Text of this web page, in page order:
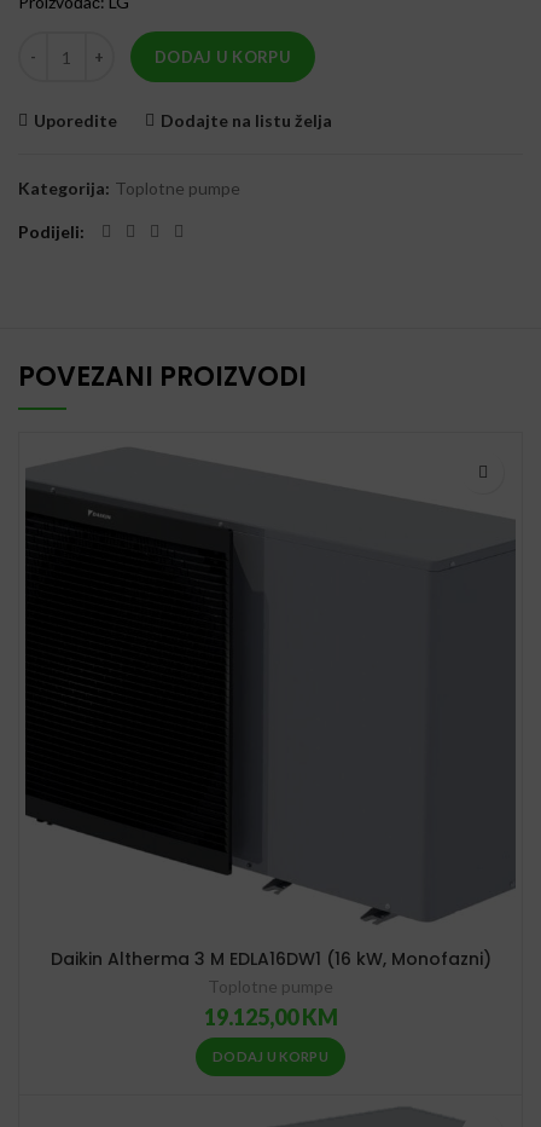
LG Monobloc HM_MRS.U34 model HM161MRS količina
DODAJ U KORPU
Uporedite Dodajte na listu želja
Kategorija: Toplotne pumpe
Podijeli
POVEZANI PROIZVODI
Daikin Altherma 3 M EDLA16DW1 (16 kW, Monofazni)
Toplotne pumpe
19.125,00KM
DODAJ U KORPU